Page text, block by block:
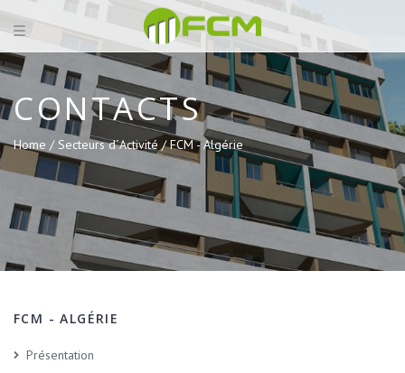
CONTACTS
Home / Secteurs d´Activité /FCM - Algérie
FCM - ALGÉRIE
Présentation